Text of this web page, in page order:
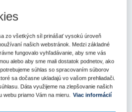
Úrad pre verejné obstarávanie
Register kľúčových slov
úradu z 12. novembra 2025, pod
zo všetkých síl prinášať vysokú úroveň
našich webstránok. Medzi základné
fungovalo vyhľadávanie, aby sme vás
alebo aby sme mali dostatok podnetov, ako
súhlas so spracovaním súborov
sa dočasne ukladajú vo vašom prehliadači.
Dáta využijeme na zlepšovanie našich
priamo Vám na mieru.
Viac informácií